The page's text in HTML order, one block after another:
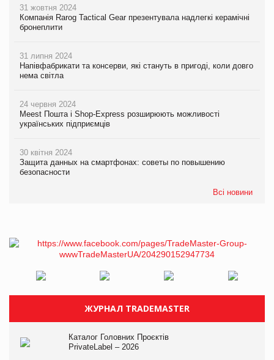
31 жовтня 2024
Компанія Rarog Tactical Gear презентувала надлегкі керамічні
бронеплити
31 липня 2024
Напівфабрикати та консерви, які стануть в пригоді, коли довго
нема світла
24 червня 2024
Meest Пошта і Shop-Express розширюють можливості
українських підприємців
30 квітня 2024
Защита данных на смартфонах: советы по повышению
безопасности
Всі новини
ЖУРНАЛ TRADEMASTER
Каталог Головних Проєктів
PrivateLabel – 2026